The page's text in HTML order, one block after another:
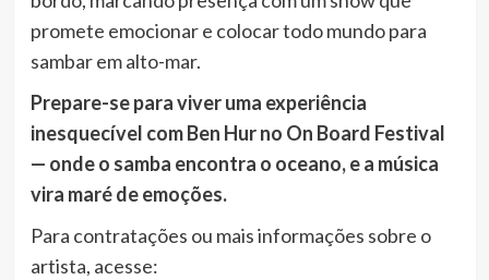
promete emocionar e colocar todo mundo para
sambar em alto-mar.
Prepare-se para viver uma experiência
inesquecível com Ben Hur no On Board Festival
— onde o samba encontra o oceano, e a música
vira maré de emoções.
Para contratações ou mais informações sobre o
artista, acesse: